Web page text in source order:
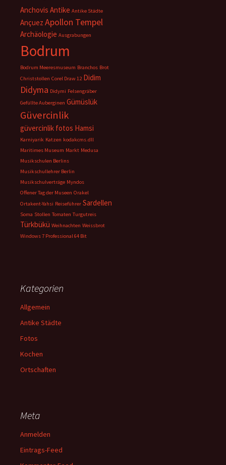
Anchovis Antike Antike Städte
Ançuez Apollon Tempel
Archäologie Ausgrabungen
Bodrum
Bodrum Meeresmuseum Branchos Brot
Christstollen Corel Draw 12 Didim
Didyma Didymi Felsengräber
Gefüllte Auberginen Gümüslük
Güvercinlik
güvercinlik fotos Hamsi
Karniyarik Katzen kodakcms.dll
Maritimes Museum Markt Medusa
Musikschulen Berlins
Musikschullehrer Berlin
Musikschulverträge Myndos
Offener Tag der Museen Orakel
Ortakent-Yahsi Reiseführer Sardellen
Soma Stollen Tomaten Turgutreis
Türkbükü Weihnachten Weissbrot
Windows 7 Professional 64 Bit
Kategorien
Allgemein
Antike Städte
Fotos
Kochen
Ortschaften
Meta
Anmelden
Eintrags-Feed